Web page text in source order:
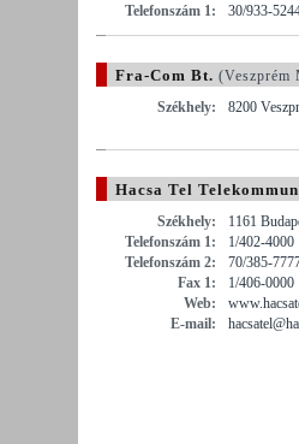
Telefonszám 1:
30/933-
Fra-Com Bt. (Veszprém
Székhely:
8200
Hacsa Tel
Székhely:
1161
Telefonszám 1:
1/402-4000
Telefonszám 2:
70/385-
Fax 1:
1/406-0000
Web:
E-mail: